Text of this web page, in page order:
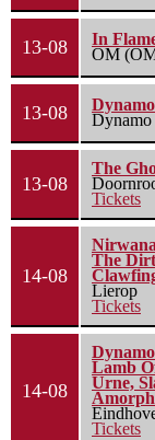
13-08
In
OM
13-08
13-08
The
Tickets
14-08
The
Lierop
Tickets
14-08
Lamb
Urne,
Tickets